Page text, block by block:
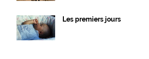
Les premiers jours